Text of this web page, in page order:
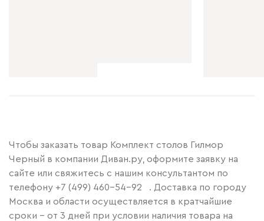
Чтобы заказать товар Комплект столов Гилмор
Черный в компании Диван.ру, оформите заявку на
сайте или свяжитесь с нашим консультантом по
телефону +7 (499) 460-54-92
. Доставка по городу
Москва и области осуществляется в кратчайшие
сроки – от 3 дней при условии наличия товара на